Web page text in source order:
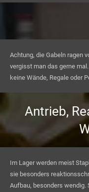
Achtung, die Gabeln ragen
vergisst man das gerne
keine Wände, Regale oder
Antrieb,
Im Lager werden meist
sie besonders
Aufbau, besonders wendig.